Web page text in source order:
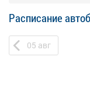
Расписание
05 авг